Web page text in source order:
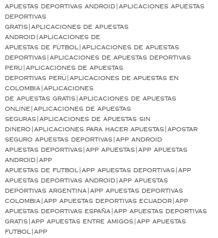
apuestas deportivas android|aplicaciones apuestas
deportivas
gratis|aplicaciones de apuestas
android|aplicaciones de
apuestas de fútbol|aplicaciones de apuestas
deportivas|aplicaciones de apuestas deportivas
peru|aplicaciones de apuestas
deportivas perú|aplicaciones de apuestas en
colombia|aplicaciones
de apuestas gratis|aplicaciones de apuestas
online|aplicaciones de apuestas
seguras|aplicaciones de apuestas sin
dinero|aplicaciones para hacer apuestas|apostar
seguro apuestas deportivas|app android
apuestas deportivas|app apuestas|app apuestas
android|app
apuestas de futbol|app apuestas deportivas|app
apuestas deportivas android|app apuestas
deportivas argentina|app apuestas deportivas
colombia|app apuestas deportivas ecuador|app
apuestas deportivas españa|app apuestas deportivas
gratis|app apuestas entre amigos|app apuestas
futbol|app